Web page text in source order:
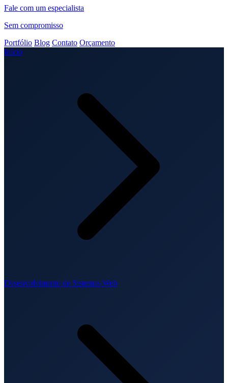
Fale com um especialista
Sem compromisso
Portfólio Blog Contato Orçamento
Início
Desenvolvimento de Sistemas Web